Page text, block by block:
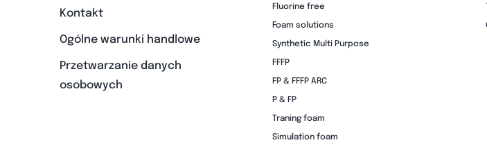
Kontakt
Ogólne warunki handlowe
Przetwarzanie danych
osobowych
Fluorine free
Foam solutions
Synthetic Multi Purpose
FFFP
FP & FFFP ARC
P & FP
Traning foam
Simulation foam